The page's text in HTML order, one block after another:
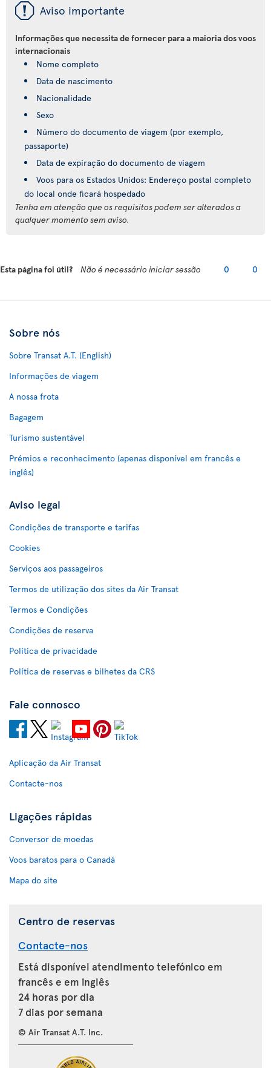
ü Aviso importante
Informações que necessita de fornecer para a maioria dos voos
internacionais
Nome completo
Data de nascimento
Nacionalidade
Sexo
Número do documento de viagem (por exemplo,
passaporte)
Data de expiração do documento de viagem
Voos para os Estados Unidos: Endereço postal completo
do local onde ficará hospedado
Tenha em atenção que os requisitos podem ser alterados a
qualquer momento sem aviso.
Esta página foi útil? Não é necessário iniciar sessão 0 0
Sobre nós
Sobre Transat A.T. (English)
Informações de viagem
A nossa frota
Bagagem
Turismo sustentável
Prémios e reconhecimento (apenas disponível em francês e
inglês)
Aviso legal
Condições de transporte e tarifas
Cookies
Serviços aos passageiros
Termos de utilização dos sites da Air Transat
Termos e Condições
Condições de reserva
Política de privacidade
Política de reservas e bilhetes da CRS
Fale connosco
Aplicação da Air Transat
Contacte-nos
Ligações rápidas
Conversor de moedas
Voos baratos para o Canadá
Mapa do site
Centro de reservas
Contacte-nos
Está disponível atendimento telefónico em
francês e em inglês
24 horas por dia
7 dias por semana
© Air Transat A.T. Inc.